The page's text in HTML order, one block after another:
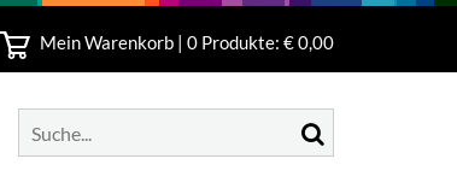
Mein Warenkorb | 0 Produkte: € 0,00